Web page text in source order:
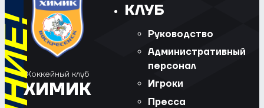
Хоккейный клуб
ХИМИК
КЛУБ
Руководство
Административный
персонал
Игроки
Пресса